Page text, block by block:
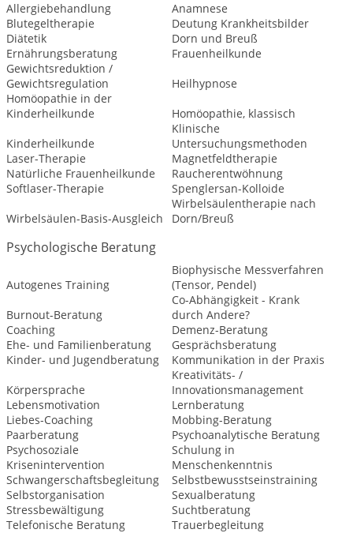
Allergiebehandlung
Anamnese
Blutegeltherapie
Deutung Krankheitsbilder
Diätetik
Dorn und Breuß
Ernährungsberatung
Frauenheilkunde
Gewichtsreduktion /
Gewichtsregulation
Heilhypnose
Homöopathie in der
Kinderheilkunde
Homöopathie, klassisch
Kinderheilkunde
Klinische
Untersuchungsmethoden
Laser-Therapie
Magnetfeldtherapie
Natürliche Frauenheilkunde
Raucherentwöhnung
Softlaser-Therapie
Spenglersan-Kolloide
Wirbelsäulen-Basis-Ausgleich
Wirbelsäulentherapie nach
Dorn/Breuß
Psychologische Beratung
Autogenes Training
Biophysische Messverfahren
(Tensor, Pendel)
Burnout-Beratung
Co-Abhängigkeit - Krank
durch Andere?
Coaching
Demenz-Beratung
Ehe- und Familienberatung
Gesprächsberatung
Kinder- und Jugendberatung
Kommunikation in der Praxis
Körpersprache
Kreativitäts- /
Innovationsmanagement
Lebensmotivation
Lernberatung
Liebes-Coaching
Mobbing-Beratung
Paarberatung
Psychoanalytische Beratung
Psychosoziale
Krisenintervention
Schulung in
Menschenkenntnis
Schwangerschaftsbegleitung
Selbstbewusstseinstraining
Selbstorganisation
Sexualberatung
Stressbewältigung
Suchtberatung
Telefonische Beratung
Trauerbegleitung